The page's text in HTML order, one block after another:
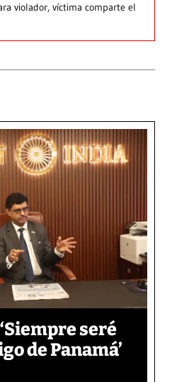
violador, víctima comparte el
seré
de Panamá’